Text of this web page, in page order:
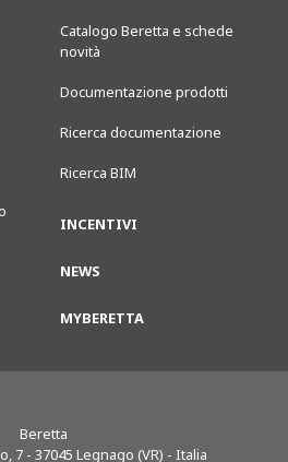
Catalogo Beretta e schede
novità
Documentazione prodotti
Ricerca documentazione
Ricerca BIM
INCENTIVI
NEWS
MYBERETTA
Beretta
7 - 37045 Legnago (VR) - Italia